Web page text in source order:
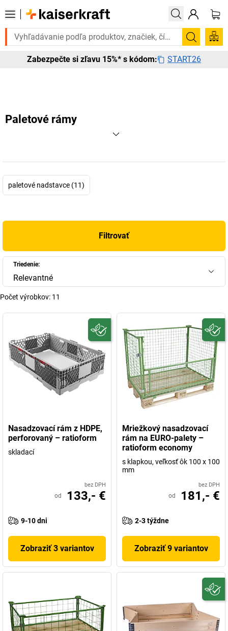
Potrebujete to urgentne? Vybrané bestsellery doručíme do 72 hodín.
Zabezpečte si zľavu 15%* s kódom: START26
Paletové rámy
paletové nadstavce (11)
Filtrovať
Triedenie:
Relevantné
Počet výrobkov: 11
Nasadzovací rám z HDPE,
perforovaný – ratioform
skladací
bez DPH
od 133,- €
9-10 dni
Zobraziť 3 variantov
Mriežkový nasadzovací
rám na EURO-palety –
ratioform economy
s klapkou, veľkosť ôk 100 x 100
mm
bez DPH
od 181,- €
2-3 týždne
Zobraziť 9 variantov